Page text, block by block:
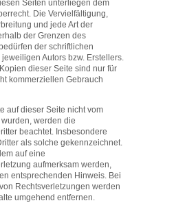
Seiten unterliegen dem
Die Vervielfältigung,
und jede Art der
der Grenzen des
der schriftlichen
Autors bzw. Erstellers.
dieser Seite sind nur für
kommerziellen Gebrauch
auf dieser Seite nicht vom
werden die
beachtet. Insbesondere
als solche gekennzeichnet.
auf eine
aufmerksam werden,
entsprechenden Hinweis. Bei
Rechtsverletzungen werden
umgehend entfernen.